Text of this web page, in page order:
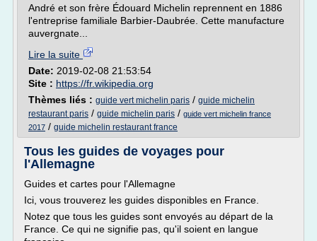
André et son frère Édouard Michelin reprennent en 1886
l'entreprise familiale Barbier-Daubrée. Cette manufacture
auvergnate...
Lire la suite
Date: 2019-02-08 21:53:54
Site : https://fr.wikipedia.org
Thèmes liés : guide vert michelin paris / guide michelin
restaurant paris / guide michelin paris / guide vert michelin france
2017 / guide michelin restaurant france
Tous les guides de voyages pour
l'Allemagne
Guides et cartes pour l'Allemagne
Ici, vous trouverez les guides disponibles en France.
Notez que tous les guides sont envoyés au départ de la
France. Ce qui ne signifie pas, qu'il soient en langue